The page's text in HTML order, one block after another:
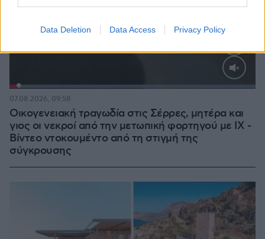
Data Deletion Data Access Privacy Policy
Loaded:
Οικογενειακή τραγωδία στις Σέρρες, μητέρα και
γιος οι νεκροί από την μετωπική φορτηγού με ΙΧ -
Βίντεο ντοκουμέντο από τη στιγμή της
σύγκρουσης
07.08.2026, 09:58